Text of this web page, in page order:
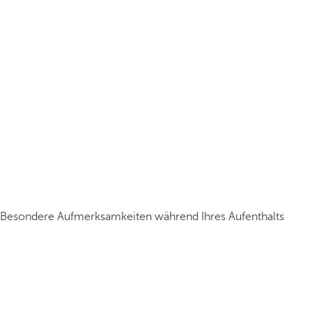
Besondere Aufmerksamkeiten während Ihres Aufenthalts